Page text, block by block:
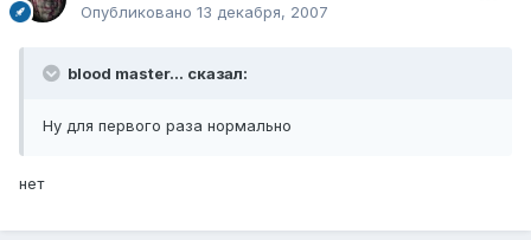
Опубликовано 13 декабря, 2007
blood master... сказал:
Ну для первого раза нормально
нет